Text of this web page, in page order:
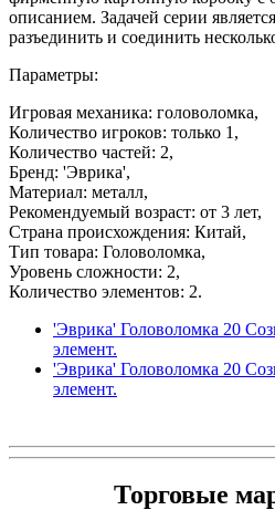
описанием. Задачей серии
разъединить и соединить
Параметры:
Игровая механика: головоломка,
Количество игроков: только 1,
Количество частей: 2,
Бренд: 'Эврика',
Материал: металл,
Рекомендуемый возраст: от 3 лет,
Страна происхождения: Китай,
Тип товара: Головоломка,
Уровень сложности: 2,
Количество элементов: 2.
'Эврика' Головоломка 20
элемент.
'Эврика' Головоломка 20
элемент.
Торговые